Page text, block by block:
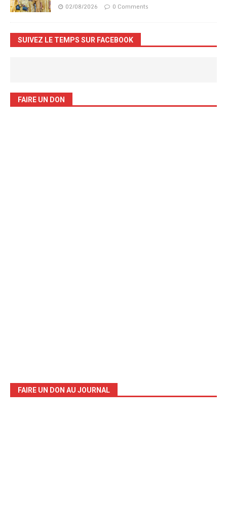
02/08/2026 0 Comments
SUIVEZ LE TEMPS SUR FACEBOOK
FAIRE UN DON
FAIRE UN DON AU JOURNAL